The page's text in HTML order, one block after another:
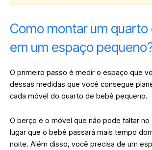
Como montar um
em um espaço
O primeiro passo é medir o espaço que
dessas medidas que você consegue
cada móvel do quarto de bebê pequeno.
O berço é o móvel que não pode faltar
lugar que o bebê passará mais tempo
noite. Além disso, você precisa de um